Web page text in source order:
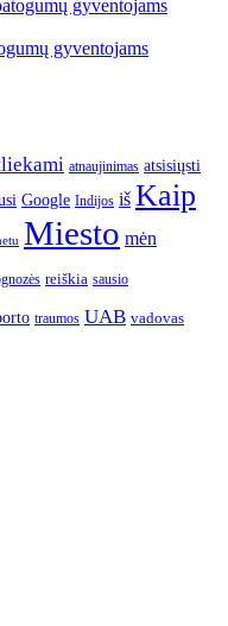
gyventojams
atnaujinimas atsisiųsti
Google Indijos iš Kaip
Miesto mėn
reiškia sausio
traumos UAB vadovas